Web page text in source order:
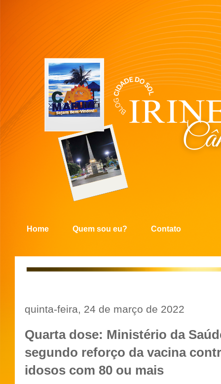
Home Quem sou eu? Contato
quinta-feira, 24 de março de 2022
Quarta dose: Ministério da
segundo reforço da vacina
idosos com 80 ou mais